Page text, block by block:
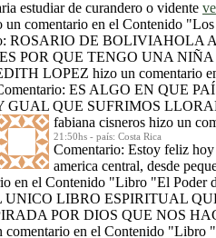
estudiar de curandero o vidente
un comentario en el Contenido "Los
ROSARIO DE BOLIVIAHOLA
POR QUE TENGO UNA
LOPEZ hizo un comentario
ES ALGO EN QUE
GUAL QUE SUFRIMOS
fabiana cisneros hizo un
21:50hs - país: Costa Rica
Comentario: Estoy feliz hoy
america central, desde
en el Contenido "Libro "El Poder
LIBRO ESPIRITUAL
POR DIOS QUE NOS
comentario en el Contenido "Libro